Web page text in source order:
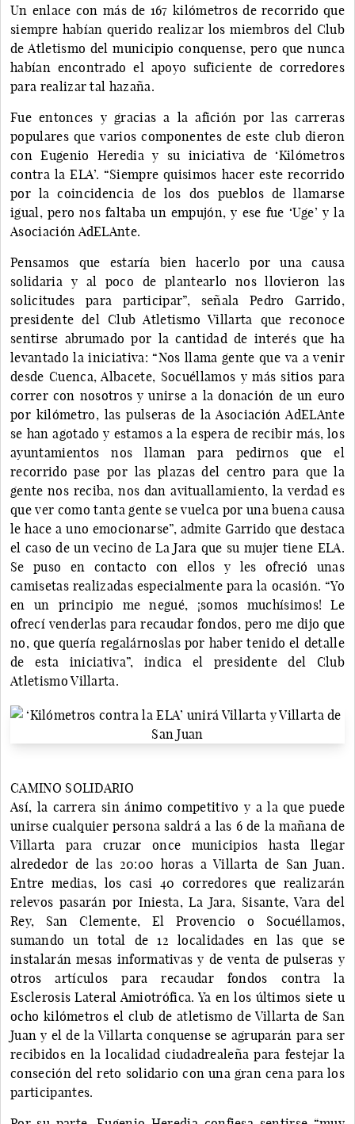
Un enlace con más de 167 kilómetros de recorrido que
siempre habían querido realizar los miembros del Club
de Atletismo del municipio conquense, pero que nunca
habían encontrado el apoyo suficiente de corredores
para realizar tal hazaña.
Fue entonces y gracias a la afición por las carreras
populares que varios componentes de este club dieron
con Eugenio Heredia y su iniciativa de ‘Kilómetros
contra la ELA’. “Siempre quisimos hacer este recorrido
por la coincidencia de los dos pueblos de llamarse
igual, pero nos faltaba un empujón, y ese fue ‘Uge’ y la
Asociación AdELAnte.
Pensamos que estaría bien hacerlo por una causa
solidaria y al poco de plantearlo nos llovieron las
solicitudes para participar”, señala Pedro Garrido,
presidente del Club Atletismo Villarta que reconoce
sentirse abrumado por la cantidad de interés que ha
levantado la iniciativa: “Nos llama gente que va a venir
desde Cuenca, Albacete, Socuéllamos y más sitios para
correr con nosotros y unirse a la donación de un euro
por kilómetro, las pulseras de la Asociación AdELAnte
se han agotado y estamos a la espera de recibir más, los
ayuntamientos nos llaman para pedirnos que el
recorrido pase por las plazas del centro para que la
gente nos reciba, nos dan avituallamiento, la verdad es
que ver como tanta gente se vuelca por una buena causa
le hace a uno emocionarse”, admite Garrido que destaca
el caso de un vecino de La Jara que su mujer tiene ELA.
Se puso en contacto con ellos y les ofreció unas
camisetas realizadas especialmente para la ocasión. “Yo
en un principio me negué, ¡somos muchísimos! Le
ofrecí venderlas para recaudar fondos, pero me dijo que
no, que quería regalárnoslas por haber tenido el detalle
de esta iniciativa”, indica el presidente del Club
Atletismo Villarta.
CAMINO SOLIDARIO
Así, la carrera sin ánimo competitivo y a la que puede
unirse cualquier persona saldrá a las 6 de la mañana de
Villarta para cruzar once municipios hasta llegar
alrededor de las 20:00 horas a Villarta de San Juan.
Entre medias, los casi 40 corredores que realizarán
relevos pasarán por Iniesta, La Jara, Sisante, Vara del
Rey, San Clemente, El Provencio o Socuéllamos,
sumando un total de 12 localidades en las que se
instalarán mesas informativas y de venta de pulseras y
otros artículos para recaudar fondos contra la
Esclerosis Lateral Amiotrófica. Ya en los últimos siete u
ocho kilómetros el club de atletismo de Villarta de San
Juan y el de la Villarta conquense se agruparán para ser
recibidos en la localidad ciudadrealeña para festejar la
conseción del reto solidario con una gran cena para los
participantes.